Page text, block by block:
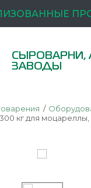
СЫРОВАРНИ,
ЗАВОДЫ
кг для моцареллы,